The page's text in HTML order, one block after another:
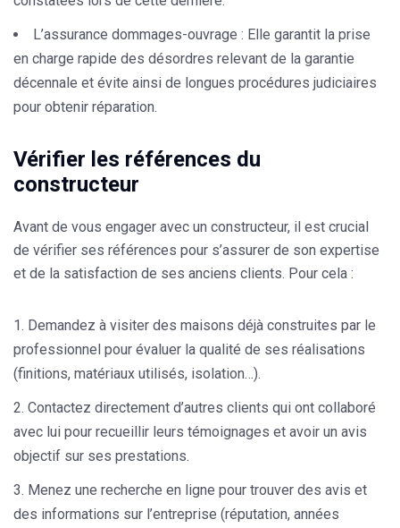
L’assurance dommages-ouvrage : Elle garantit la prise
en charge rapide des désordres relevant de la garantie
décennale et évite ainsi de longues procédures judiciaires
pour obtenir réparation.
Vérifier les références du
constructeur
Avant de vous engager avec un constructeur, il est crucial
de vérifier ses références pour s’assurer de son expertise
et de la satisfaction de ses anciens clients. Pour cela :
Demandez à visiter des maisons déjà construites par le
professionnel pour évaluer la qualité de ses réalisations
(finitions, matériaux utilisés, isolation…).
Contactez directement d’autres clients qui ont collaboré
avec lui pour recueillir leurs témoignages et avoir un avis
objectif sur ses prestations.
Menez une recherche en ligne pour trouver des avis et
des informations sur l’entreprise (réputation, années